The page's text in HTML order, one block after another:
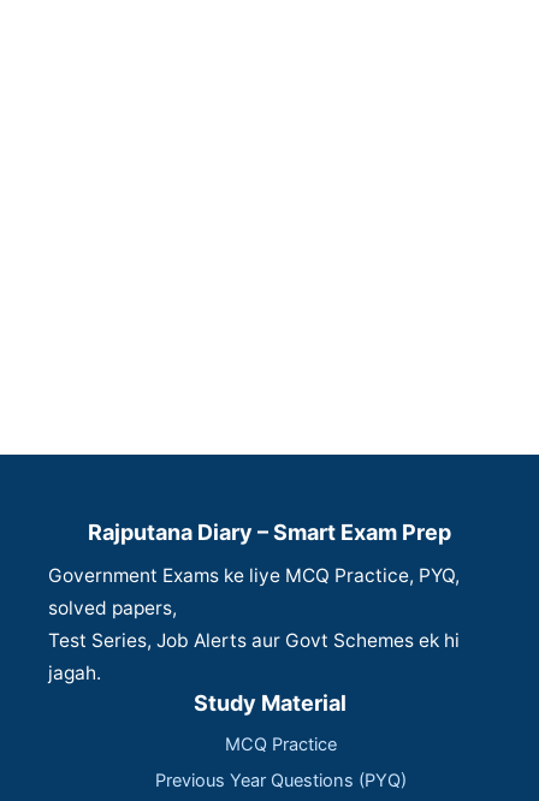
Rajputana Diary – Smart Exam Prep
Government Exams ke liye MCQ Practice, PYQ,
solved papers,
Test Series, Job Alerts aur Govt Schemes ek hi
jagah.
Study Material
MCQ Practice
Previous Year Questions (PYQ)